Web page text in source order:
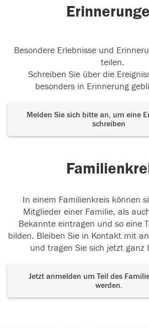
Besondere Erlebnisse und
teilen.
Schreiben Sie über die
besonders in Erinnerung
Melden Sie sich bitte an, um eine
schreiben
In einem Familienkreis können
Mitglieder einer Familie, als
Bekannte eintragen und so eine
bilden. Bleiben Sie in Kontakt mit
und tragen Sie sich jetzt ganz
Jetzt anmelden um Teil des
werden.